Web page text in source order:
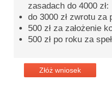
zasadach do 4000 zł:
do 3000 zł zwrotu za
500 zł za założenie
500 zł po roku za
Złóż wniosek